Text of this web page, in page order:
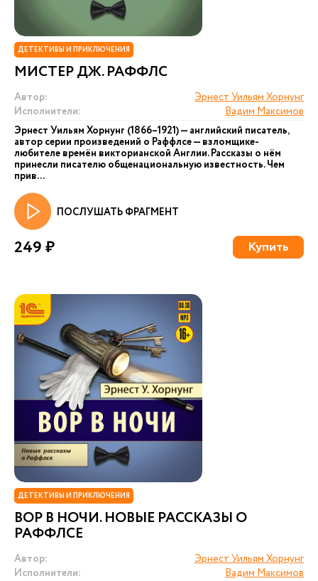
ДЕТЕКТИВЫ И ПРИКЛЮЧЕНИЯ
МИСТЕР ДЖ. РАФФЛС
Автор:
Эрнест Уильям Хорнунг
Исполнители:
Вадим Максимов
Эрнест Уильям Хорнунг (1866–1921) — английский писатель,
автор серии произведений о Раффлсе — взломщике-
любителе времён викторианской Англии. Рассказы о нём
принесли писателю общенациональную известность. Чем
прив...
ПОСЛУШАТЬ ФРАГМЕНТ
249 ₽ Купить
ДЕТЕКТИВЫ И ПРИКЛЮЧЕНИЯ
ВОР В НОЧИ. НОВЫЕ РАССКАЗЫ О
РАФФЛСЕ
Автор:
Эрнест Уильям Хорнунг
Исполнители:
Вадим Максимов